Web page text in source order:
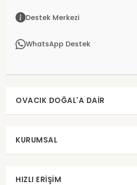
Destek Merkezi
WhatsApp Destek
OVACIK DOĞAL'A DAIR
KURUMSAL
HIZLI ERIŞIM